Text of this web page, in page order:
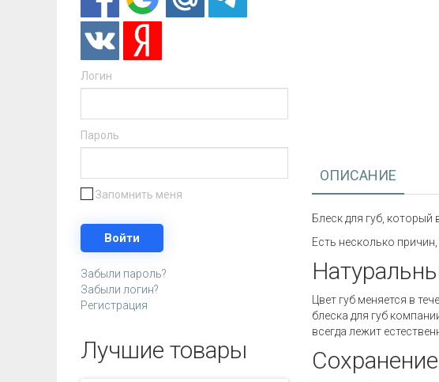
ОПИСАНИЕ
Блеск для губ,
Есть несколько
Цвет губ меняется в
блеска для губ
всегда лежит
Логин
Пароль
Запомнить меня
Забыли пароль?
Забыли логин?
Регистрация
Лучшие товары